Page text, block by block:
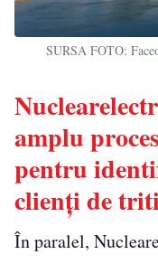
SURSA FOTO:
amplu
pentru
clienți de
În paralel,